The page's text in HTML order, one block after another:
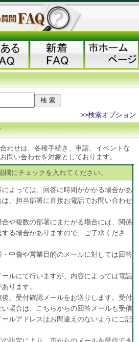
>>検索オプション
わせは、各種手続き、申請、イベントな
問い合わせを対象としております。
にチェックを入れてください。
よっては、回答に時間がかかる場合があ
は、担当部署に直接お電話でお問い合わせ
や複数の部署にまたがる場合には、関係
る場合がありますので、ご了承くださ
中傷や営業目的のメールに対しては回答
ールにて行いますが、内容によっては電話
ります。
、受付確認メールをお送りします。受付
場合は、こちらからの回答メールも受信
ルアドレスはお間違えのないようにご記